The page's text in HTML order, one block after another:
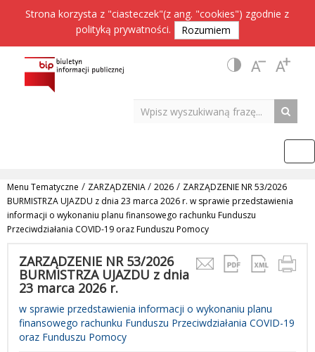
Strona korzysta z "ciasteczek"(z ang. "cookies") zgodnie z
polityką prywatności. Rozumiem
Menu Tematyczne / ZARZĄDZENIA/ 2026 / ZARZĄDZENIE NR 53/2026
BURMISTRZA UJAZDU z dnia 23 marca 2026 r. w sprawie przedstawienia
informacji o wykonaniu planu finansowego rachunku Funduszu
Przeciwdziałania COVID-19 oraz Funduszu Pomocy
ZARZĄDZENIE NR 53/2026
BURMISTRZA UJAZDU z dnia
23 marca 2026 r.
w sprawie przedstawienia informacji o wykonaniu planu
finansowego rachunku Funduszu Przeciwdziałania COVID-19
oraz Funduszu Pomocy